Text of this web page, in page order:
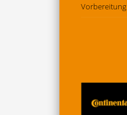
Vorbereitung